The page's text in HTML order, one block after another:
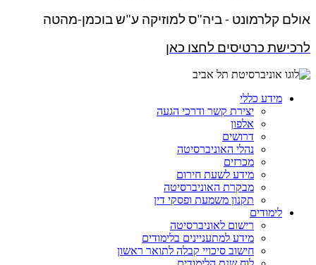
אולם קלרמונט - ביה"ס למוזיקה ע"ש בוכמן-מהטה
לרכישת כרטיסים לחצו כאן
מידע כללי
יצירת קשר ודרכי הגעה
אלפון
דרושים
נהלי האוניברסיטה
מכרזים
מידע לשעת חירום
מבקרת האוניברסיטה
תקנון משמעת ופסקי דין
לימודים
רישום לאוניברסיטה
מידע למתעניינים בלימודים
חישוב סיכויי קבלה לתואר ראשון